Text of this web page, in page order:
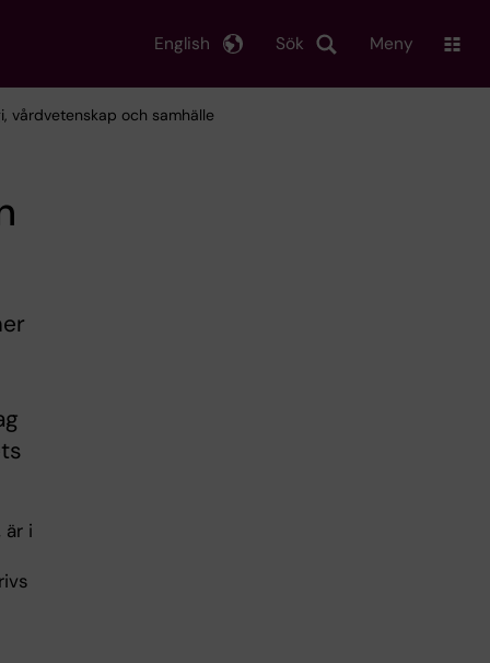
Sök
English Meny
vårdvetenskap och samhälle
är i